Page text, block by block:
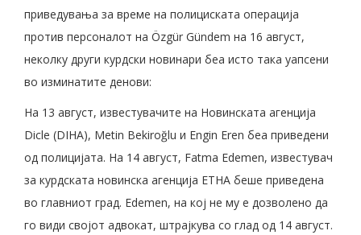
приведувања за време на полициската операција
против персоналот на Özgür Gündem на 16 август,
неколку други курдски новинари беа исто така уапсени
во изминатите денови:
На 13 август, известувачите на Новинската агенција
Dicle (DIHA), Metin Bekiroğlu и Engin Eren беа приведени
од полицијата. На 14 август, Fatma Edemen, известувач
за курдската новинска агенција ETHA беше приведена
во главниот град. Edemen, на кој не му е дозволено да
го види својот адвокат, штрајкува со глад од 14 август.